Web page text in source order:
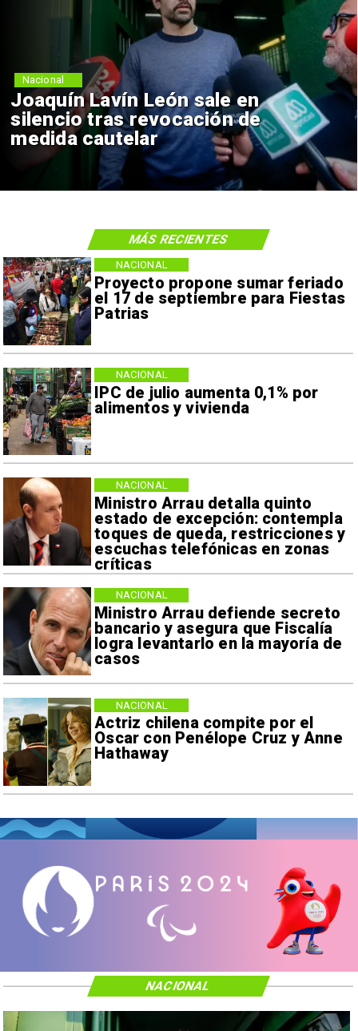
Joaquín Lavín León sale en
silencio tras revocación de
medida cautelar
Nacional
Proyecto propone sumar feriado
el 17 de septiembre para Fiestas
Patrias
NACIONAL
IPC de julio aumenta 0,1% por
alimentos y vivienda
NACIONAL
Ministro Arrau detalla quinto
estado de excepción: contempla
toques de queda, restricciones y
escuchas telefónicas en zonas
críticas
NACIONAL
Ministro Arrau defiende secreto
bancario y asegura que Fiscalía
logra levantarlo en la mayoría de
casos
NACIONAL
Actriz chilena compite por el
Oscar con Penélope Cruz y Anne
Hathaway
NACIONAL
MÁS RECIENTES
NACIONAL